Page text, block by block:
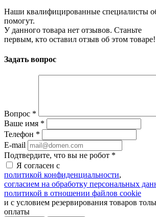
Наши квалифицированные специалисты
помогут.
У данного товара нет отзывов. Станьте
первым, кто оставил отзыв об этом товаре!
Задать вопрос
Вопрос *
Ваше имя *
Телефон *
E-mail
Подтвердите, что вы не робот *
Я согласен с
политикой конфиденциальности,
согласием на обработку персональных
политикой в отношении файлов cookie
и с условием резервирования товаров
оплаты